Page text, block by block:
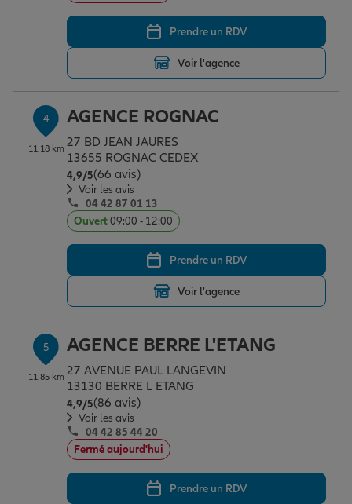
Retraite
Prendre un RDV
Voir l'agence
4
11.18 km
AGENCE ROGNAC
27 BD JEAN JAURES
13655 ROGNAC CEDEX
4,9/5Note de 4.9 sur 5
(66 avis)
Voir les avis
04 42 87 01 13
Ouvert09:00 - 12:00
Prendre un RDV
Voir l'agence
5
11.85 km
AGENCE BERRE L'ETANG
27 AVENUE PAUL LANGEVIN
13130 BERRE L ETANG
4,9/5Note de 4.9 sur 5
(86 avis)
Voir les avis
04 42 85 44 20
Fermé aujourd'hui
Prendre un RDV